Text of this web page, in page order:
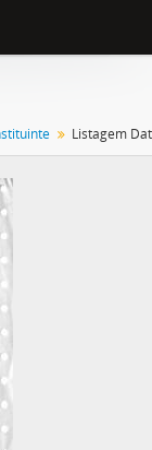
Listagem